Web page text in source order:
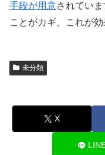
手段が用意されてい
ことがカギ、これが
未分類
X